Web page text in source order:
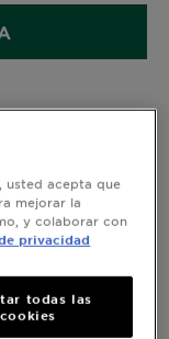
usted acepta que
mejorar la
y colaborar con
privacidad
todas las
cookies